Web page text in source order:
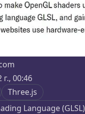
г., 00:46
Three.js
Language (GLSL)